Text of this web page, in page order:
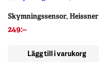
Skymningssensor, Heissner
249:–
Lägg till i varukorg